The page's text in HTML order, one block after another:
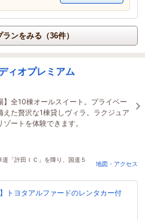
ンをみる（36件）
ィオプレミアム
】全10棟オールスイート。プライベー
えた贅沢な1棟貸しヴィラ。ラクジュア
ゾートを体験できます。
「許田ＩＣ」を降り、国道５
地図・アクセス
トヨタアルファードのレンタカー付